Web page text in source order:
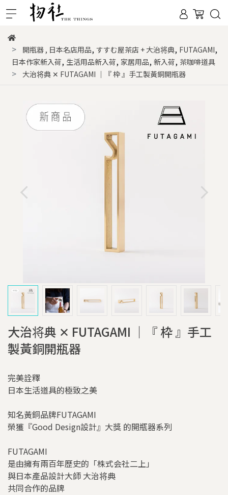
開瓶器 , 日本名店用品, すすむ屋茶店 + 大治将典, FUTAGAMI,
日本作家新入荷, 生活用品新入荷, 家居用品, 新入荷, 茶咖啡道具
大治将典 ✕ FUTAGAMI ｜『 枠 』手工製黃銅開瓶器
大治将典 ✕ FUTAGAMI ｜『 枠 』手工
製黃銅開瓶器
完美詮釋
日本生活道具的極致之美
知名黃銅品牌FUTAGAMI
榮獲『Good Design設計』大獎 的開瓶器系列
FUTAGAMI
是由擁有兩百年歷史的「株式会社二上」
與日本產品設計大師 大治将典
共同合作的品牌